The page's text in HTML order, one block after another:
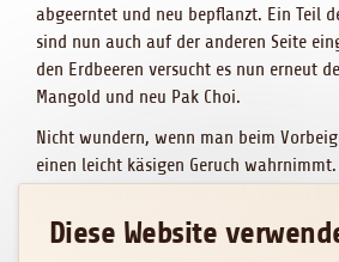
Diese Website
abgeerntet und neu bepflanzt. Ein Teil
sind nun auch auf der anderen Seite
den Erdbeeren versucht es nun erneut
Mangold und neu Pak Choi.
Nicht wundern, wenn man beim
einen leicht käsigen Geruch
mal ein guter Schweizer Käse mit dabei.